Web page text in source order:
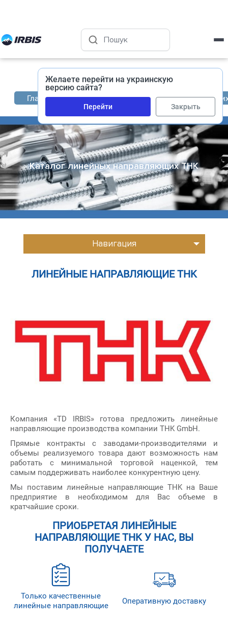
Желаете перейти на украинскую
версию сайта?
Перейти Закрыть
Главная Каталог промышленных
Каталог линейных направляющих THK
Навигация
ЛИНЕЙНЫЕ НАПРАВЛЯЮЩИЕ THK
Компания «TD IRBIS» готова предложить линейные
направляющие производства компании THK GmbH.
Прямые контракты с заводами-производителями и
объемы реализуемого товара дают возможность нам
работать с минимальной торговой наценкой, тем
самым поддерживать наиболее конкурентную цену.
Мы поставим линейные направляющие THK на Ваше
предприятие в необходимом для Вас объеме в
кратчайшие сроки.
ПРИОБРЕТАЯ ЛИНЕЙНЫЕ
НАПРАВЛЯЮЩИЕ THK У НАС, ВЫ
ПОЛУЧАЕТЕ
Только качественные
линейные направляющие
Оперативную доставку